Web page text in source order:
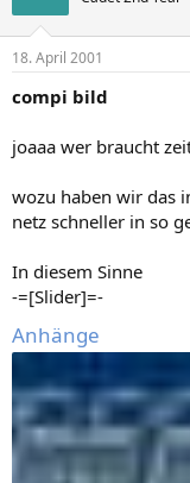
18. April 2001
compi bild
joaaa wer braucht
wozu haben wir das
netz schneller in so
In diesem Sinne
-=[Slider]=-
Anhänge